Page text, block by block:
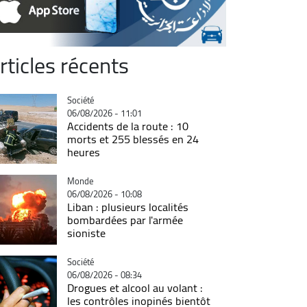
récents
Catégorie
Société
06/08/2026 - 11:01
Accidents de la route : 10
morts et 255 blessés en 24
heures
Catégorie
Monde
06/08/2026 - 10:08
Liban : plusieurs localités
bombardées par l'armée
sioniste
Catégorie
Société
06/08/2026 - 08:34
Drogues et alcool au volant :
les contrôles inopinés bientôt